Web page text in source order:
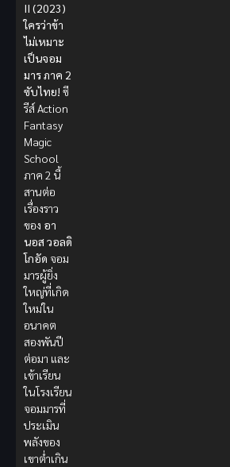
II (2023)
ใครว่าข้า
ไม่เหมาะ
เป็นจอม
มาร ภาค 2
ซับไทย! ซี
รีส์ Action
Fantasy
Magic
School
ภาค 2 นี้
สานต่อ
เรื่องราว
ของ อา
นอส วอลดิ
โกอัด จอม
มารผู้ยิ่ง
ใหญ่ที่เกิด
ใหม่ใน
อนาคต
สองพันปี
ต่อมา และ
เข้าเรียน
ในโรงเรียน
จอมมารที่
ประเมิน
พลังของ
เขาต่ำเกิน